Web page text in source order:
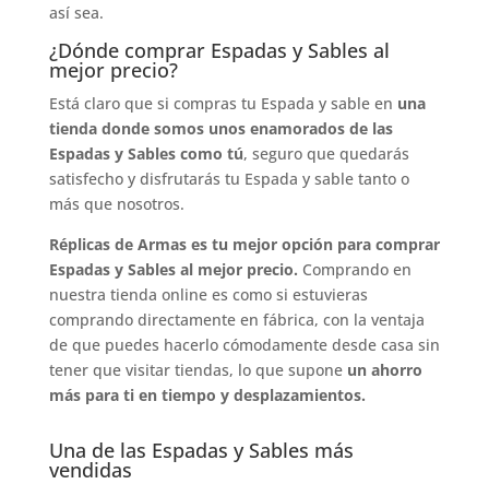
así sea.
¿Dónde comprar Espadas y Sables al
mejor precio?
Está claro que si compras tu Espada y sable en una
tienda donde somos unos enamorados de las
Espadas y Sables como tú, seguro que quedarás
satisfecho y disfrutarás tu Espada y sable tanto o
más que nosotros.
Réplicas de Armas es tu mejor opción para comprar
Espadas y Sables al mejor precio. Comprando en
nuestra tienda online es como si estuvieras
comprando directamente en fábrica, con la ventaja
de que puedes hacerlo cómodamente desde casa sin
tener que visitar tiendas, lo que supone un ahorro
más para ti en tiempo y desplazamientos.
Una de las Espadas y Sables más
vendidas